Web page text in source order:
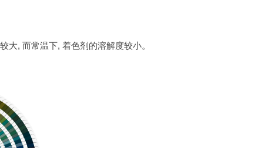
大, 而常温下, 着色剂的溶解度较小。